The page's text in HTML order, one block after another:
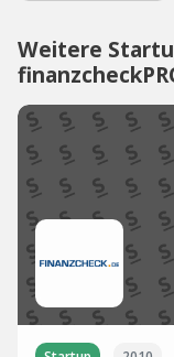
Weitere